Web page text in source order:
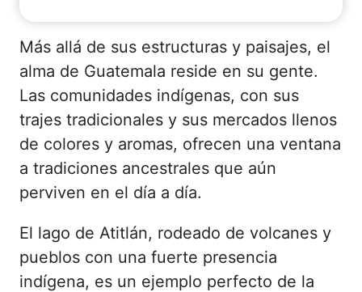
Más allá de sus estructuras y paisajes, el
alma de Guatemala reside en su gente.
Las comunidades indígenas, con sus
trajes tradicionales y sus mercados llenos
de colores y aromas, ofrecen una ventana
a tradiciones ancestrales que aún
perviven en el día a día.
El lago de Atitlán, rodeado de volcanes y
pueblos con una fuerte presencia
indígena, es un ejemplo perfecto de la